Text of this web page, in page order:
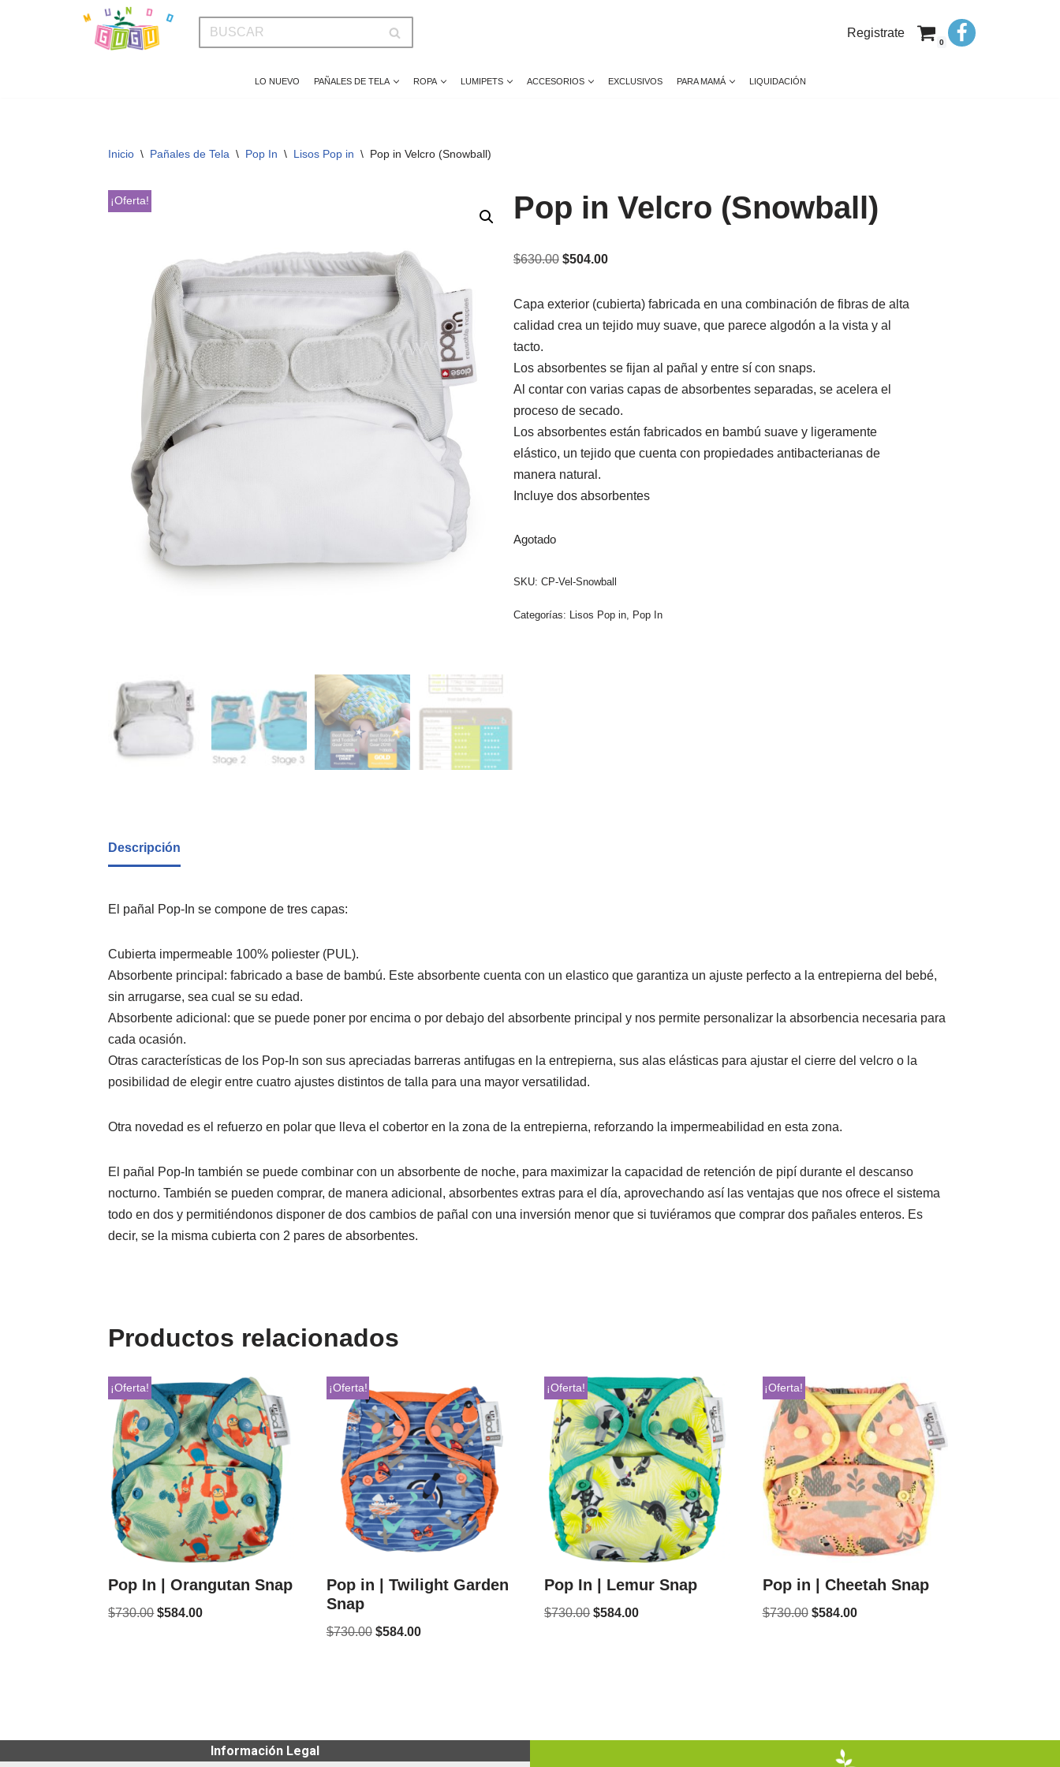
Registrate
0
LO NUEVO PAÑALES DE TELA ROPA LUMIPETS ACCESORIOS EXCLUSIVOS PARA MAMÁ LIQUIDACIÓN
Inicio \ Pañales de Tela \ Pop In \ Lisos Pop in \ Pop in Velcro (Snowball)
¡Oferta! Pop in Velcro (Snowball)
$630.00 $504.00
Capa exterior (cubierta) fabricada en una combinación de fibras de alta
calidad crea un tejido muy suave, que parece algodón a la vista y al
tacto.
Los absorbentes se fijan al pañal y entre sí con snaps.
Al contar con varias capas de absorbentes separadas, se acelera el
proceso de secado.
Los absorbentes están fabricados en bambú suave y ligeramente
elástico, un tejido que cuenta con propiedades antibacterianas de
manera natural.
Incluye dos absorbentes
Agotado
SKU: CP-Vel-Snowball
Categorías: Lisos Pop in, Pop In
Descripción
El pañal Pop-In se compone de tres capas:
Cubierta impermeable 100% poliester (PUL).
Absorbente principal: fabricado a base de bambú. Este absorbente cuenta con un elastico que garantiza un ajuste perfecto a la entrepierna del bebé,
sin arrugarse, sea cual se su edad.
Absorbente adicional: que se puede poner por encima o por debajo del absorbente principal y nos permite personalizar la absorbencia necesaria para
cada ocasión.
Otras características de los Pop-In son sus apreciadas barreras antifugas en la entrepierna, sus alas elásticas para ajustar el cierre del velcro o la
posibilidad de elegir entre cuatro ajustes distintos de talla para una mayor versatilidad.
Otra novedad es el refuerzo en polar que lleva el cobertor en la zona de la entrepierna, reforzando la impermeabilidad en esta zona.
El pañal Pop-In también se puede combinar con un absorbente de noche, para maximizar la capacidad de retención de pipí durante el descanso
nocturno. También se pueden comprar, de manera adicional, absorbentes extras para el día, aprovechando así las ventajas que nos ofrece el sistema
todo en dos y permitiéndonos disponer de dos cambios de pañal con una inversión menor que si tuviéramos que comprar dos pañales enteros. Es
decir, se la misma cubierta con 2 pares de absorbentes.
Productos relacionados
¡Oferta!
Pop In | Orangutan Snap
$730.00 $584.00
¡Oferta!
Pop in | Twilight Garden
Snap
$730.00 $584.00
¡Oferta!
Pop In | Lemur Snap
$730.00 $584.00
¡Oferta!
Pop in | Cheetah Snap
$730.00 $584.00
Información Legal